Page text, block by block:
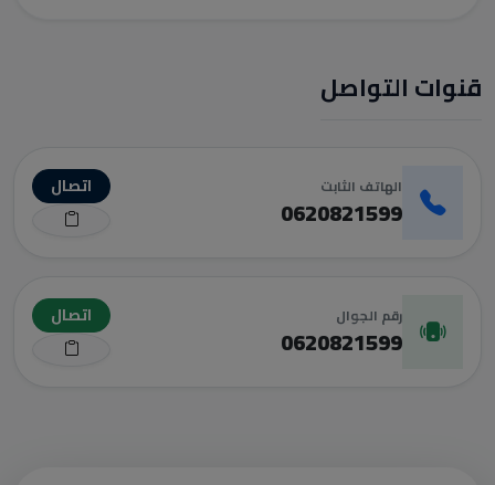
قنوات التواصل
الهاتف الثابت
0620821599
اتصال
رقم الجوال
0620821599
اتصال